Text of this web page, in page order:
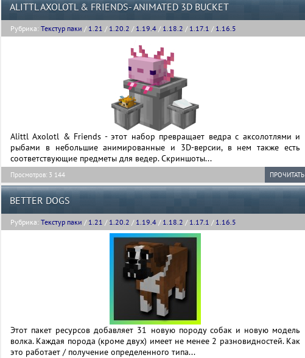
ALITTL AXOLOTL & FRIENDS- ANIMATED 3D BUCKET
Рубрика: Текстур паки / 1.21 / 1.20.2 / 1.19.4 / 1.18.2 / 1.17.1 / 1.16.5
Alittl Axolotl & Friends - этот набор превращает ведра с аксолотлями и
рыбами в небольшие анимированные и 3D-версии, в нем также есть
соответствующие предметы для ведер. Скриншоты...
ПРОЧИТАТЬ
Просмотров: 3 144
BETTER DOGS
Рубрика: Текстур паки / 1.21 / 1.20.2 / 1.19.4 / 1.18.2 / 1.17.1 / 1.16.5
Этот пакет ресурсов добавляет 31 новую породу собак и новую модель
волка. Каждая порода (кроме двух) имеет не менее 2 разновидностей. Как
это работает / получение определенного типа...